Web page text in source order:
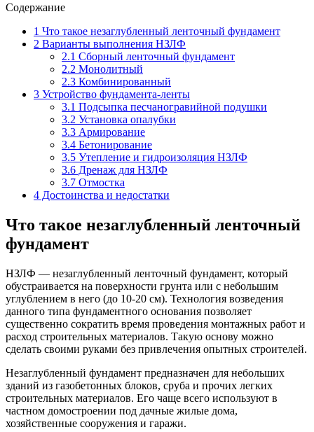
Содержание
1 Что такое незаглубленный ленточный фундамент
2 Варианты выполнения НЗЛФ
2.1 Сборный ленточный фундамент
2.2 Монолитный
2.3 Комбинированный
3 Устройство фундамента-ленты
3.1 Подсыпка песчаногравийной подушки
3.2 Установка опалубки
3.3 Армирование
3.4 Бетонирование
3.5 Утепление и гидроизоляция НЗЛФ
3.6 Дренаж для НЗЛФ
3.7 Отмостка
4 Достоинства и недостатки
Что такое незаглубленный ленточный
фундамент
НЗЛФ — незаглубленный ленточный фундамент, который
обустраивается на поверхности грунта или с небольшим
углублением в него (до 10-20 см). Технология возведения
данного типа фундаментного основания позволяет
существенно сократить время проведения монтажных работ и
расход строительных материалов. Такую основу можно
сделать своими руками без привлечения опытных строителей.
Незаглубленный фундамент предназначен для небольших
зданий из газобетонных блоков, сруба и прочих легких
строительных материалов. Его чаще всего используют в
частном домостроении под дачные жилые дома,
хозяйственные сооружения и гаражи.